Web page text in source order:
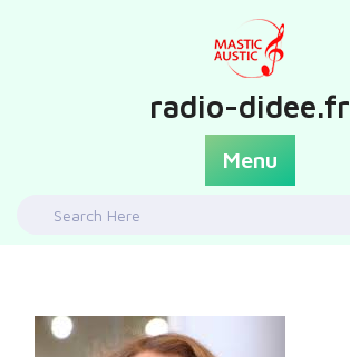
radio-didee.fr
Menu
Search